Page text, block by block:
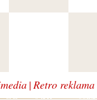
|Retro reklama